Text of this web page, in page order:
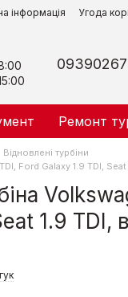
інформація Угода
Ремонт
Відновлені турбіни
Ford Galaxy 1.9 TDI,
1.9 TDI,